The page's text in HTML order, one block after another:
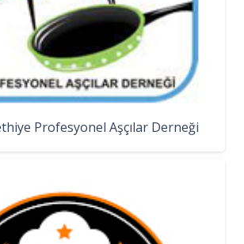
Profesyonel Aşçılar Derneği